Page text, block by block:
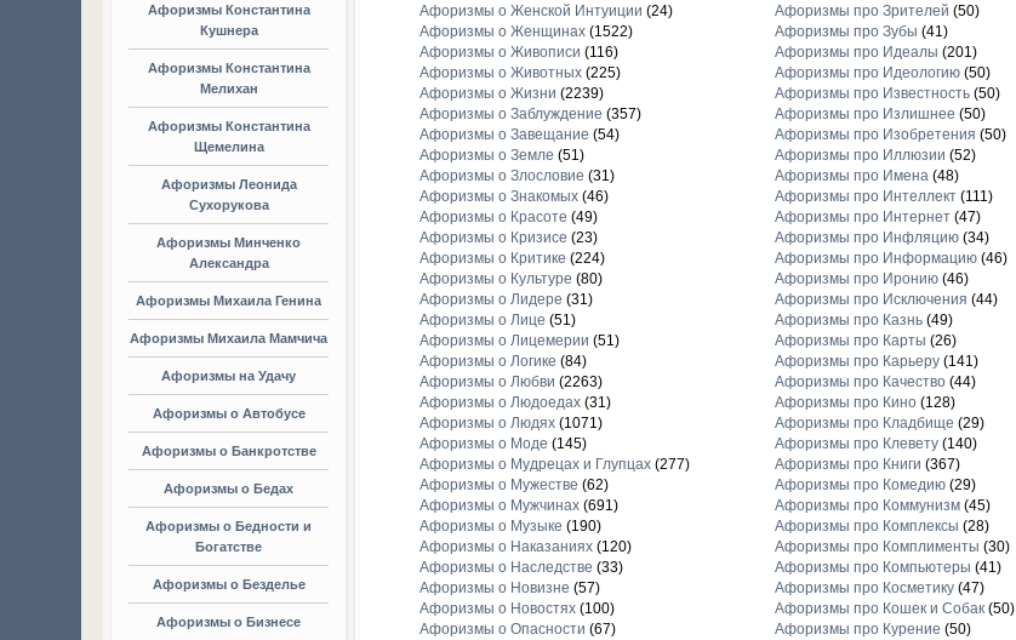
Афоризмы Константина
Кушнера
Афоризмы Константина
Мелихан
Афоризмы Константина
Щемелина
Афоризмы Леонида
Сухорукова
Афоризмы Минченко
Александра
Афоризмы Михаила Генина
Афоризмы Михаила Мамчича
Афоризмы на Удачу
Афоризмы о Автобусе
Афоризмы о Банкротстве
Афоризмы о Бедах
Афоризмы о Бедности и
Богатстве
Афоризмы о Безделье
Афоризмы о Бизнесе
Афоризмы о Женской Интуиции (24)
Афоризмы о Женщинах(1522)
Афоризмы о Живописи (116)
Афоризмы о Животных(225)
Афоризмы о Жизни (2239)
Афоризмы о Заблуждение (357)
Афоризмы о Завещание (54)
Афоризмы о Земле (51)
Афоризмы о Злословие (31)
Афоризмы о Знакомых(46)
Афоризмы о Красоте (49)
Афоризмы о Кризисе (23)
Афоризмы о Критике (224)
Афоризмы о Культуре (80)
Афоризмы о Лидере (31)
Афоризмы о Лице (51)
Афоризмы о Лицемерии (51)
Афоризмы о Логике (84)
Афоризмы о Любви (2263)
Афоризмы о Людоедах(31)
Афоризмы о Людях(1071)
Афоризмы о Моде (145)
Афоризмы о Мудрецах и Глупцах(277)
Афоризмы о Мужестве (62)
Афоризмы о Мужчинах(691)
Афоризмы о Музыке (190)
Афоризмы о Наказаниях(120)
Афоризмы о Наследстве (33)
Афоризмы о Новизне (57)
Афоризмы о Новостях(100)
Афоризмы о Опасности (67)
Афоризмы про Зрителей (50)
Афоризмы про Зубы (41)
Афоризмы про Идеалы (201)
Афоризмы про Идеологию(50)
Афоризмы про Известность(50)
Афоризмы про Излишнее (50)
Афоризмы про Изобретения (50)
Афоризмы про Иллюзии (52)
Афоризмы про Имена(48)
Афоризмы про Интеллект(111)
Афоризмы про Интернет(47)
Афоризмы про Инфляцию(34)
Афоризмы про Информацию(46)
Афоризмы про Иронию(46)
Афоризмы про Исключения (44)
Афоризмы про Казнь(49)
Афоризмы про Карты (26)
Афоризмы про Карьеру(141)
Афоризмы про Качество(44)
Афоризмы про Кино(128)
Афоризмы про Кладбище (29)
Афоризмы про Клевету(140)
Афоризмы про Книги (367)
Афоризмы про Комедию(29)
Афоризмы про Коммунизм(45)
Афоризмы про Комплексы (28)
Афоризмы про Комплименты (30)
Афоризмы про Компьютеры (41)
Афоризмы про Косметику(47)
Афоризмы про Кошек и Собак(50)
Афоризмы про Курение (50)